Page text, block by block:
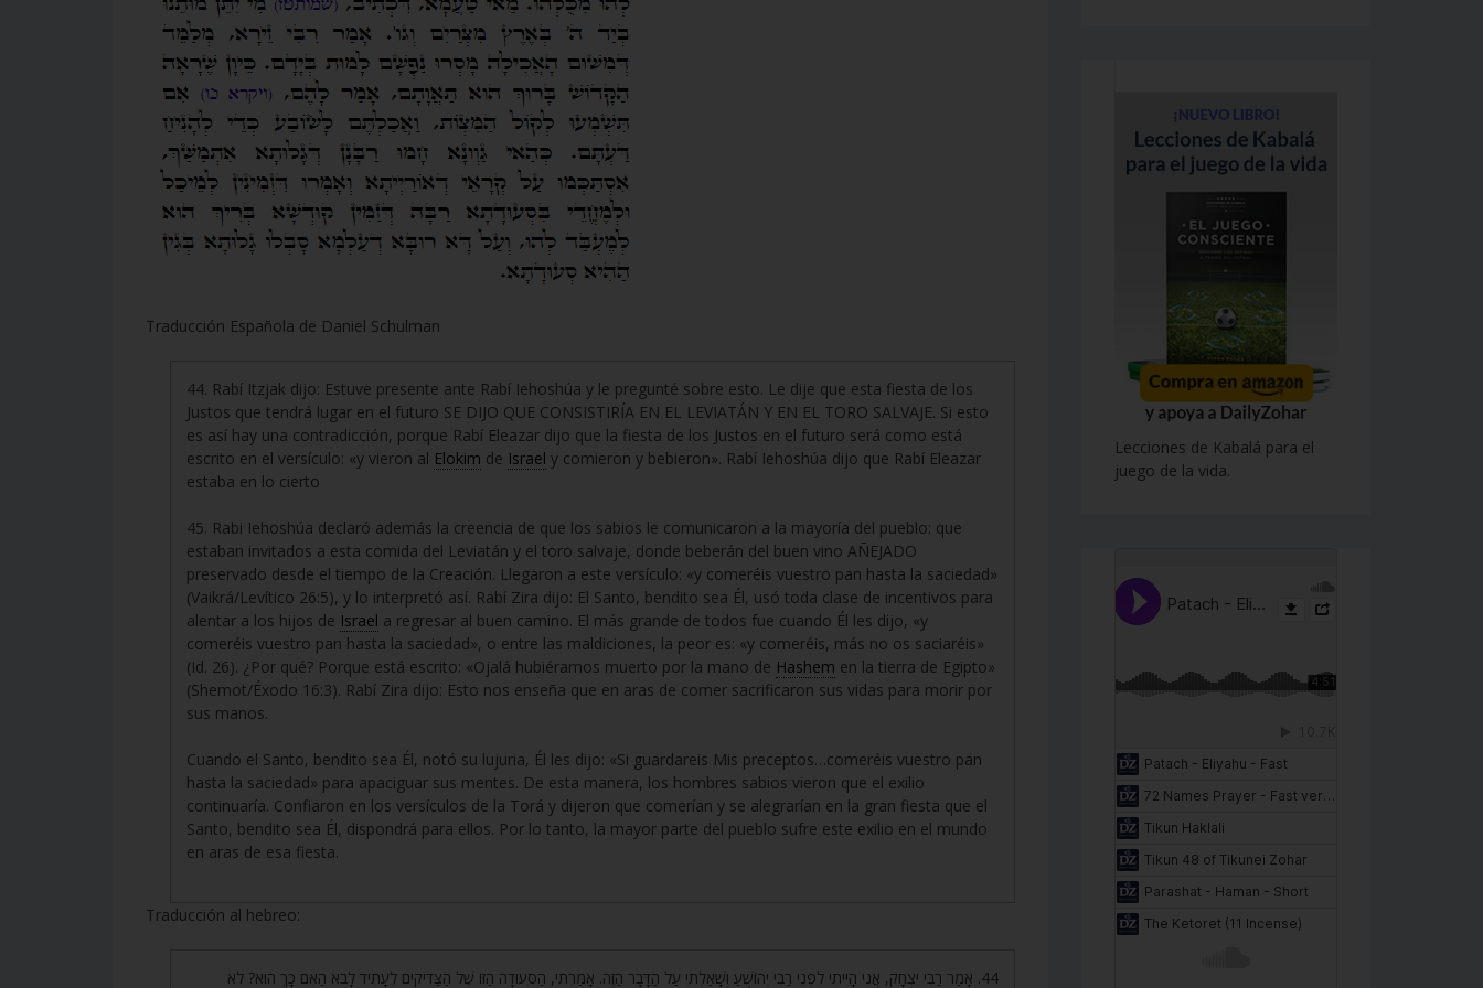
Traducción Española de Daniel Schulman
44. Rabí Itzjak dijo: Estuve presente ante Rabí Iehoshúa y le pregunté sobre esto. Le dije que esta fiesta de los
Justos que tendrá lugar en el futuro SE DIJO QUE CONSISTIRÍA EN EL LEVIATÁN Y EN EL TORO SALVAJE. Si esto
es así hay una contradicción, porque Rabí Eleazar dijo que la fiesta de los Justos en el futuro será como está
escrito en el versículo: «y vieron al Elokim de Israel y comieron y bebieron». Rabí Iehoshúa dijo que Rabí Eleazar
estaba en lo cierto
45. Rabi Iehoshúa declaró además la creencia de que los sabios le comunicaron a la mayoría del pueblo: que
estaban invitados a esta comida del Leviatán y el toro salvaje, donde beberán del buen vino AÑEJADO
preservado desde el tiempo de la Creación. Llegaron a este versículo: «y comeréis vuestro pan hasta la saciedad»
(Vaikrá/Levítico 26:5), y lo interpretó así. Rabí Zira dijo: El Santo, bendito sea Él, usó toda clase de incentivos para
alentar a los hijos de Israel a regresar al buen camino. El más grande de todos fue cuando Él les dijo, «y
comeréis vuestro pan hasta la saciedad», o entre las maldiciones, la peor es: «y comeréis, más no os saciaréis»
(Id. 26). ¿Por qué? Porque está escrito: «Ojalá hubiéramos muerto por la mano de Hashem en la tierra de Egipto»
(Shemot/Éxodo 16:3). Rabí Zira dijo: Esto nos enseña que en aras de comer sacrificaron sus vidas para morir por
sus manos.
Cuando el Santo, bendito sea Él, notó su lujuria, Él les dijo: «Si guardareis Mis preceptos…comeréis vuestro pan
hasta la saciedad» para apaciguar sus mentes. De esta manera, los hombres sabios vieron que el exilio
continuaría. Confiaron en los versículos de la Torá y dijeron que comerían y se alegrarían en la gran fiesta que el
Santo, bendito sea Él, dispondrá para ellos. Por lo tanto, la mayor parte del pueblo sufre este exilio en el mundo
en aras de esa fiesta.
Traducción al hebreo:
44. אָמַר רַבִּי יִצְחָק, אֲנִי הָיִיתִי לִפְנֵי רַבִּי יְהוֹשֻׁעַ וְשָׁאַלְתִּי עַל הַדָּבָר הַזֶּה. אָמַרְתִּי, הַסְּעוּדָה הַזּוֹ שֶׁל הַצַּדִּיקִים לֶעָתִיד לָבֹא הַאִם כָּךְ הוּא? לֹא
Lecciones de Kabalá para el
juego de la vida.